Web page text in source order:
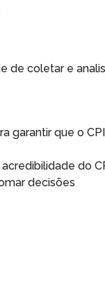
de coletar e
garantir que o CPI
do
decisões